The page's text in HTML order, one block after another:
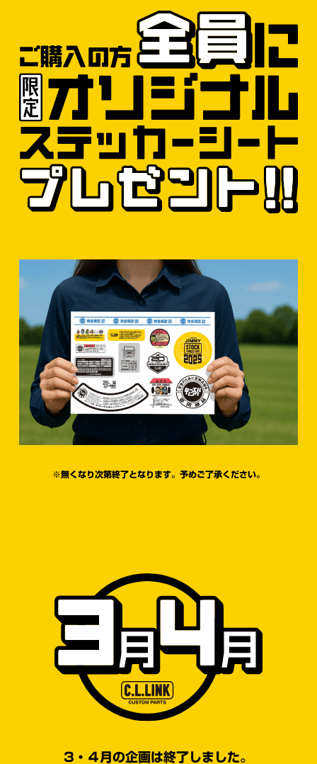
※無くなり次第終了となります。予めご了承ください。
3・４月の企画は終了しました。